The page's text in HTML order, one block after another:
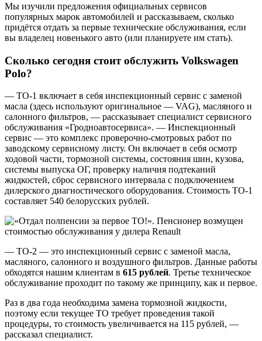
Мы изучили предложения официальных сервисов
популярных марок автомобилей и рассказываем, сколько
придётся отдать за первые технические обслуживания, если
вы владелец новенького авто (или планируете им стать).
Сколько сегодня стоит обслужить Volkswagen
Polo?
— ТО-1 включает в себя инспекционный сервис с заменой
масла (здесь используют оригинальное — VAG), масляного и
салонного фильтров, — рассказывает специалист сервисного
обслуживания «Гродноавтосервиса». — Инспекционный
сервис — это комплекс проверочно-смотровых работ по
заводскому сервисному листу. Он включает в себя осмотр
ходовой части, тормозной системы, состояния шин, кузова,
системы выпуска ОГ, проверку наличия подтеканий
жидкостей, сброс сервисного интервала с подключением
дилерского диагностического оборудования. Стоимость ТО-1
составляет 540 белорусских рублей.
— ТО-2 — это инспекционный сервис с заменой масла,
масляного, салонного и воздушного фильтров. Данные работы
обходятся нашим клиентам в 615 рублей. Третье техническое
обслуживание проходит по такому же принципу, как и первое.
Раз в два года необходима замена тормозной жидкости,
поэтому если текущее ТО требует проведения такой
процедуры, то стоимость увеличивается на 115 рублей, —
рассказал специалист.